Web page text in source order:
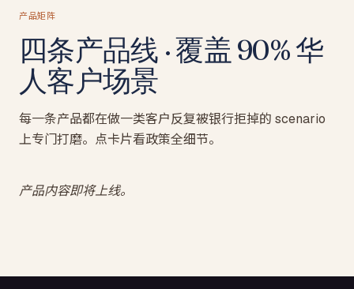
产品矩阵
四条产品线 · 覆盖 90% 华
人客户场景
每一条产品都在做一类客户反复被银行拒掉的 scenario
上专门打磨。点卡片看政策全细节。
产品内容即将上线。